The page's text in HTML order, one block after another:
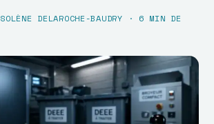
SOLÈNE DELAROCHE-BAUDRY ·
6 MIN DE